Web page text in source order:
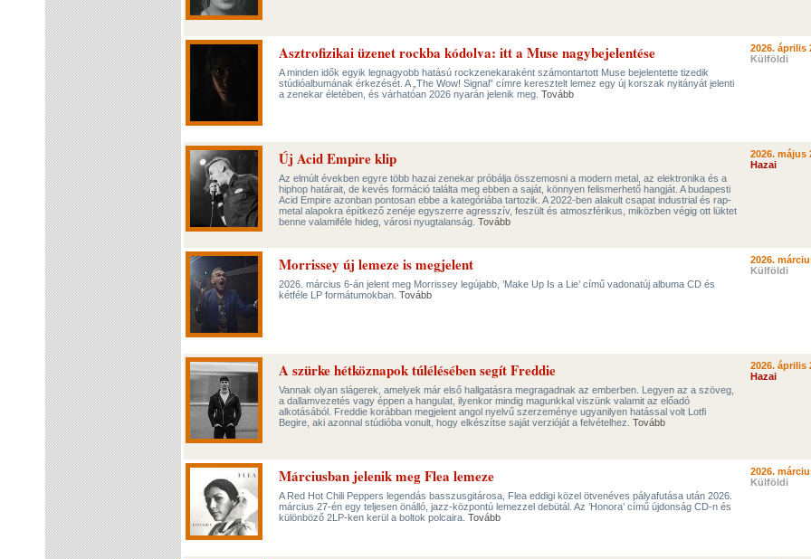
Asztrofizikai üzenet rockba kódolva: itt a Muse nagybejelentése
A minden idők egyik legnagyobb hatású rockzenekaraként számontartott Muse bejelentette tizedik
stúdióalbumának érkezését. A „The Wow! Signal” címre keresztelt lemez egy új korszak nyitányát jelenti
a zenekar életében, és várhatóan 2026 nyarán jelenik meg. Tovább
2026. április
Külföldi
Új Acid Empire klip
Az elmúlt években egyre több hazai zenekar próbálja összemosni a modern metal, az elektronika és a
hiphop határait, de kevés formáció találta meg ebben a saját, könnyen felismerhető hangját. A budapesti
Acid Empire azonban pontosan ebbe a kategóriába tartozik. A 2022-ben alakult csapat industrial és rap-
metal alapokra építkező zenéje egyszerre agresszív, feszült és atmoszférikus, miközben végig ott lüktet
benne valamiféle hideg, városi nyugtalanság. Tovább
2026. május
Hazai
Morrissey új lemeze is megjelent
2026. március 6-án jelent meg Morrissey legújabb, ’Make Up Is a Lie’ című vadonatúj albuma CD és
kétféle LP formátumokban. Tovább
2026.
Külföldi
A szürke hétköznapok túlélésében segít Freddie
Vannak olyan slágerek, amelyek már első hallgatásra megragadnak az emberben. Legyen az a szöveg,
a dallamvezetés vagy éppen a hangulat, ilyenkor mindig magunkkal viszünk valamit az előadó
alkotásából. Freddie korábban megjelent angol nyelvű szerzeménye ugyanilyen hatással volt Lotfi
Begire, aki azonnal stúdióba vonult, hogy elkészítse saját verzióját a felvételhez. Tovább
2026. április
Hazai
Márciusban jelenik meg Flea lemeze
A Red Hot Chili Peppers legendás basszusgitárosa, Flea eddigi közel ötvenéves pályafutása után 2026.
március 27-én egy teljesen önálló, jazz-központú lemezzel debütál. Az ’Honora’ című újdonság CD-n és
különböző 2LP-ken kerül a boltok polcaira. Tovább
2026.
Külföldi